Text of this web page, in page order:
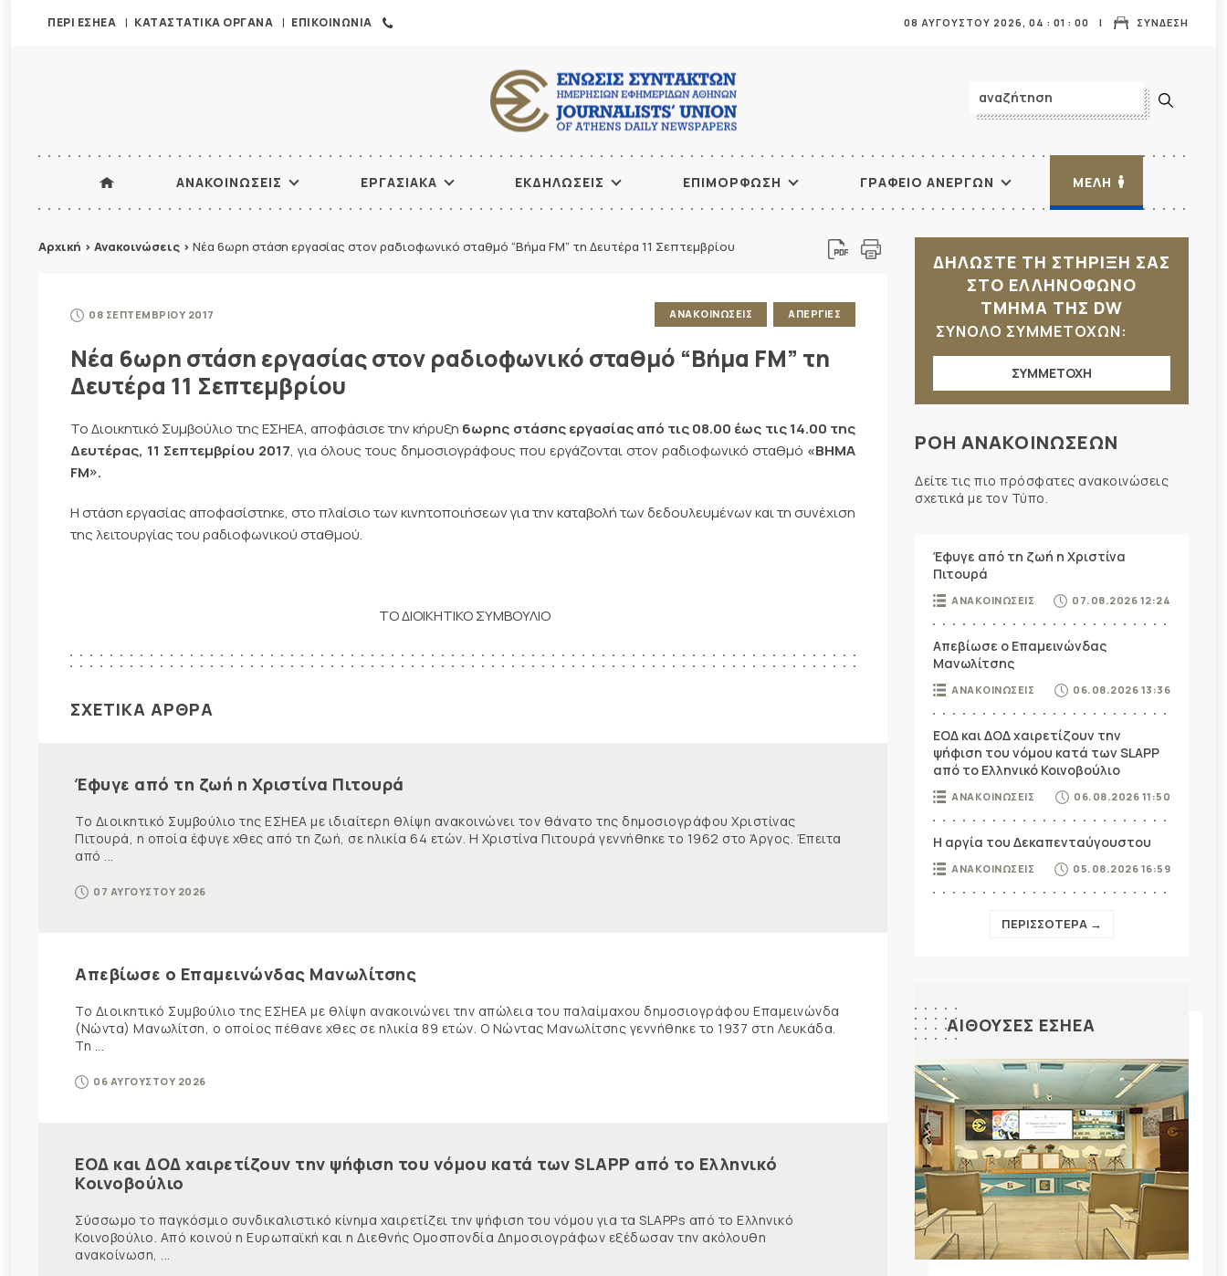
ΠΕΡΙ ΕΣΗΕΑ ΚΑΤΑΣΤΑΤΙΚΑ ΟΡΓΑΝΑ ΕΠΙΚΟΙΝΩΝΙΑ ΣΥΝΔΕΣΗ
08 ΑΥΓΟΥΣΤΟΥ 2026, 04 : 01 : 02
ΑΝΑΚΟΙΝΩΣΕΙΣ ΕΡΓΑΣΙΑΚΑ ΕΚΔΗΛΩΣΕΙΣ ΕΠΙΜΟΡΦΩΣΗ ΓΡΑΦΕΙΟ ΑΝΕΡΓΩΝ ΜΕΛΗ
Αρχική > Ανακοινώσεις > Νέα 6ωρη στάση εργασίας στον ραδιοφωνικό σταθμό “Βήμα FM” τη Δευτέρα 11 Σεπτεμβρίου
08 ΣΕΠΤΕΜΒΡΙΟΥ 2017 ΑΝΑΚΟΙΝΩΣΕΙΣ ΑΠΕΡΓΙΕΣ
Νέα 6ωρη στάση εργασίας στον ραδιοφωνικό σταθμό “Βήμα FM” τη
Δευτέρα 11 Σεπτεμβρίου
Το Διοικητικό Συμβούλιο της ΕΣΗΕΑ, αποφάσισε την κήρυξη 6ωρης στάσης εργασίας από τις 08.00 έως τις 14.00 της
Δευτέρας, 11 Σεπτεμβρίου 2017, για όλους τους δημοσιογράφους που εργάζονται στον ραδιοφωνικό σταθμό «ΒΗΜΑ
FM».
Η στάση εργασίας αποφασίστηκε, στο πλαίσιο των κινητοποιήσεων για την καταβολή των δεδουλευμένων και τη συνέχιση
της λειτουργίας του ραδιοφωνικού σταθμού.
ΤΟ ΔΙΟΙΚΗΤΙΚΟ ΣΥΜΒΟΥΛΙΟ
ΣΧΕΤΙΚΑ ΑΡΘΡΑ
Έφυγε από τη ζωή η Χριστίνα Πιτουρά
Το Διοικητικό Συμβούλιο της ΕΣΗΕΑ με ιδιαίτερη θλίψη ανακοινώνει τον θάνατο της δημοσιογράφου Χριστίνας
Πιτουρά, η οποία έφυγε χθες από τη ζωή, σε ηλικία 64 ετών. Η Χριστίνα Πιτουρά γεννήθηκε το 1962 στο Άργος. Έπειτα
από ...
07 ΑΥΓΟΥΣΤΟΥ 2026
Απεβίωσε ο Επαμεινώνδας Μανωλίτσης
Το Διοικητικό Συμβούλιο της ΕΣΗΕΑ με θλίψη ανακοινώνει την απώλεια του παλαίμαχου δημοσιογράφου Επαμεινώνδα
(Νώντα) Μανωλίτση, ο οποίος πέθανε χθες σε ηλικία 89 ετών. Ο Νώντας Μανωλίτσης γεννήθηκε το 1937 στη Λευκάδα.
Τη ...
06 ΑΥΓΟΥΣΤΟΥ 2026
ΕΟΔ και ΔΟΔ χαιρετίζουν την ψήφιση του νόμου κατά των SLAPP από το Ελληνικό
Κοινοβούλιο
Σύσσωμο το παγκόσμιο συνδικαλιστικό κίνημα χαιρετίζει την ψήφιση του νόμου για τα SLAPPs από το Ελληνικό
Κοινοβούλιο. Από κοινού η Ευρωπαϊκή και η Διεθνής Ομοσπονδία Δημοσιογράφων εξέδωσαν την ακόλουθη
ανακοίνωση, ...
ΔΗΛΩΣΤΕ ΤΗ ΣΤΗΡΙΞΗ ΣΑΣ
ΣΤΟ ΕΛΛΗΝΟΦΩΝΟ
ΤΜΗΜΑ ΤΗΣ DW
ΣΥΝΟΛΟ ΣΥΜΜΕΤΟΧΩΝ:
ΣΥΜΜΕΤΟΧΗ
ΡΟΗ ΑΝΑΚΟΙΝΩΣΕΩΝ
Δείτε τις πιο πρόσφατες ανακοινώσεις
σχετικά με τον Τύπο.
Έφυγε από τη ζωή η Χριστίνα
Πιτουρά
ΑΝΑΚΟΙΝΩΣΕΙΣ 07.08.2026 12:24
Απεβίωσε ο Επαμεινώνδας
Μανωλίτσης
ΑΝΑΚΟΙΝΩΣΕΙΣ 06.08.2026 13:36
ΕΟΔ και ΔΟΔ χαιρετίζουν την
ψήφιση του νόμου κατά των SLAPP
από το Ελληνικό Κοινοβούλιο
ΑΝΑΚΟΙΝΩΣΕΙΣ 06.08.2026 11:50
Η αργία του Δεκαπενταύγουστου
ΑΝΑΚΟΙΝΩΣΕΙΣ 05.08.2026 16:59
ΠΕΡΙΣΣΟΤΕΡΑ →
ΑΙΘΟΥΣΕΣ ΕΣΗΕΑ